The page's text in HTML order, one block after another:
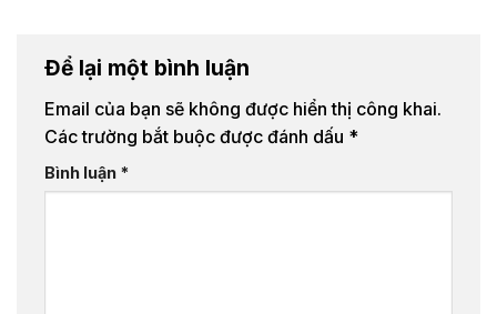
Để lại một bình luận
Email của bạn sẽ không được hiển thị công khai.
Các trường bắt buộc được đánh dấu *
Bình luận *